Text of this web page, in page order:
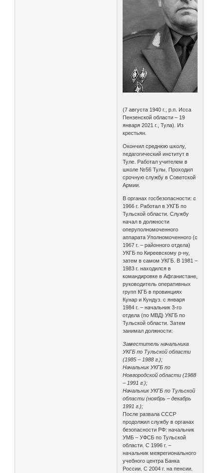
(7 августа 1940 г., р.п. Исса
Пензенской области – 19
января 2021 г., Тула). Из
крестьян.
Окончил среднюю школу,
педагогический институт в
Туле. Работал учителем в
школе №56 Тулы. Проходил
срочную службу в Советской
Армии.
В органах госбезопасности: с
1966 г. Работал в УКГБ по
Тульской области. Службу
начал в должности
оперуполномоченного
аппарата Уполномоченного (с
1967 г. – районного отдела)
УКГБ по Киреевскому р-ну,
затем в самом УКГБ. В 1981 –
1983 г. находился в
командировке в Афганистане,
руководитель оперативных
групп КГБ в провинциях
Кунар и Кундуз. с января
1984 г. – начальник 3-го
отдела (по МВД) УКГБ по
Тульской области. Затем
занимал должности:
Заместитель начальника
УКГБ по Тульской области
(1985 – 1988 г.);
Начальник УКГБ по
Новгородской области (1988
– 1991 г.);
Начальник УКГБ по Тульской
области (ноябрь – декабрь
1991 г.);
После развала СССР
продолжил службу в органах
безопасности РФ: начальник
УМБ – УФСБ по Тульской
области. С 1996 г. –
начальник межрегионального
учебного центра Банка
России. С 2004 г. на пенсии.